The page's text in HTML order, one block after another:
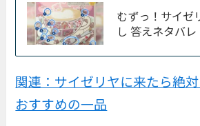
むずっ！サイゼ
し 答えネタバレ
関連：サイゼリヤに来たら絶対
おすすめの一品